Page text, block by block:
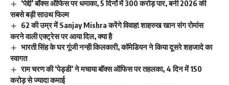
‘पेद्दी’ बॉक्स ऑफिस पर धमाका, 5 दिनों में 300 करोड़ पार, बनी 2026 की
सबसे बड़ी साउथ फिल्म
62 की उम्र में Sanjay Mishra करेंगे विवाह! शाहरुख खान संग रोमांस
करने वाली एक्ट्रेस पर आया दिल, क्या है
भारती सिंह के घर गूंजी नन्ही किलकारी, कॉमेडियन ने किया दूसरे शहजादे का
स्वागत
राम चरण की ‘पेड्डी’ ने मचाया बॉक्स ऑफिस पर तहलका, 4 दिन में 150
करोड़ से ज्यादा कमाई